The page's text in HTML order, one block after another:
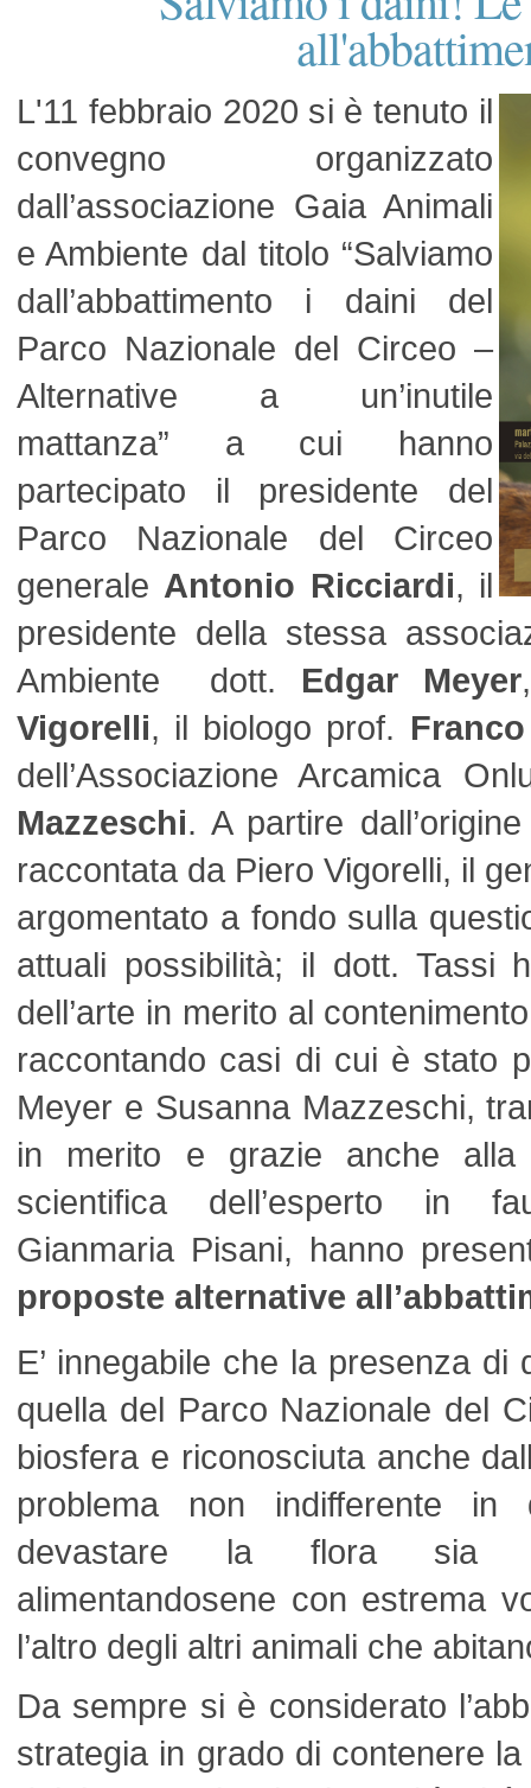
L'11 febbraio 2020 si è tenuto il
convegno organizzato
dall’associazione Gaia Animali
e Ambiente dal titolo “Salviamo
dall’abbattimento i daini del
Parco Nazionale del Circeo –
Alternative a un’inutile
mattanza” a cui hanno
partecipato il presidente del
Parco Nazionale del Circeo
generale Antonio Ricciardi, il
presidente della stessa
Ambiente dott. Edgar Meyer
Vigorelli, il biologo prof.
dell’Associazione Arcamica
Mazzeschi. A partire
raccontata da Piero Vigorelli, il
argomentato a fondo sulla
attuali possibilità; il dott. Tassi
dell’arte in merito al
raccontando casi di cui è stato
Meyer e Susanna Mazzeschi,
in merito e grazie anche alla
scientifica dell’esperto in
Gianmaria Pisani, hanno
proposte alternative
E’ innegabile che la presenza di
quella del Parco Nazionale del
biosfera e riconosciuta anche
problema non indifferente
devastare la flora sia
alimentandosene con estrema
l’altro degli altri animali che
Da sempre si è considerato
strategia in grado di contenere